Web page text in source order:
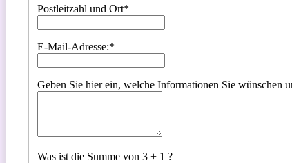
Postleitzahl und Ort*
E-Mail-Adresse:*
Geben Sie hier ein, welche Informationen Sie wünschen
Was ist die Summe von 3 + 1 ?